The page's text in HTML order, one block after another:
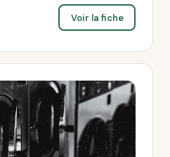
Voir la fiche